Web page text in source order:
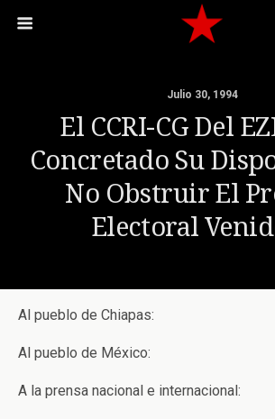
Julio 30, 1994
El CCRI-CG Del
Concretado Su
No Obstruir El
Electoral
Al pueblo de Chiapas:
Al pueblo de México:
A la prensa nacional e internacional: